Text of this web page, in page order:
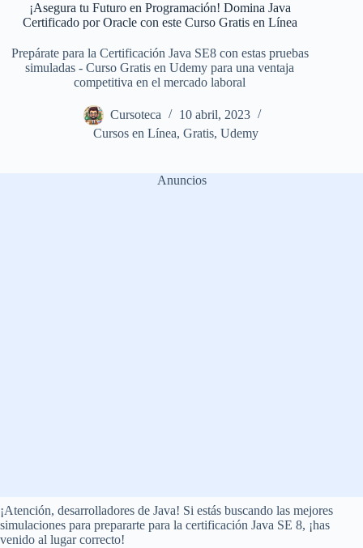
¡Asegura tu Futuro en Programación! Domina Java
Certificado por Oracle con este Curso Gratis en Línea
Prepárate para la Certificación Java SE8 con estas pruebas
simuladas - Curso Gratis en Udemy para una ventaja
competitiva en el mercado laboral
Cursoteca
10 abril, 2023
Cursos en Línea,Gratis,Udemy
Anuncios
¡Atención, desarrolladores de Java! Si estás buscando las mejores
simulaciones para prepararte para la certificación Java SE 8, ¡has
venido al lugar correcto!